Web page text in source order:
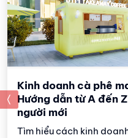
Kinh doanh cà phê
Hướng dẫn từ A đến
người mới
Tìm hiểu cách kinh
prev